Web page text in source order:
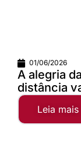
01/06/2026
A alegria
distância
Leia mais